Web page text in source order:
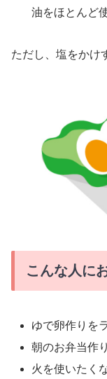
油をほとんど
ただし、塩をかけ
こんな人に
ゆで卵作りを
朝のお弁当作
火を使いたく